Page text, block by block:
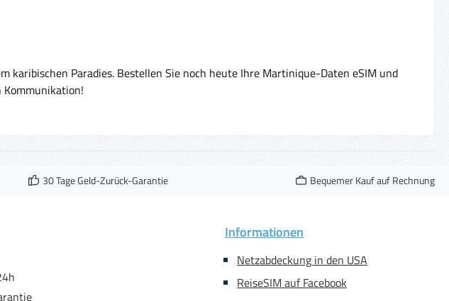
karibischen Paradies. Bestellen Sie noch heute Ihre Martinique-Daten eSIM und
30 Tage Geld-Zurück-Garantie Bequemer Kauf auf Rechnung
Informationen
Netzabdeckung in den USA
ReiseSIM auf Facebook